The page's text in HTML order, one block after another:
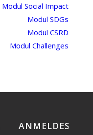
Modul Social Impact
Modul SDGs
Modul CSRD
Modul Challenges